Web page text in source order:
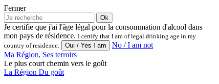
Fermer
Ok
Je certifie que j'ai l'âge légal pour la consommation d'alcool dans
mon pays de résidence. I certify that I am of legal drinking age in my
country of residence.
No / I am not
Ma Région, Ses terroirs
Le plus court chemin vers le goût
La Région Du goût